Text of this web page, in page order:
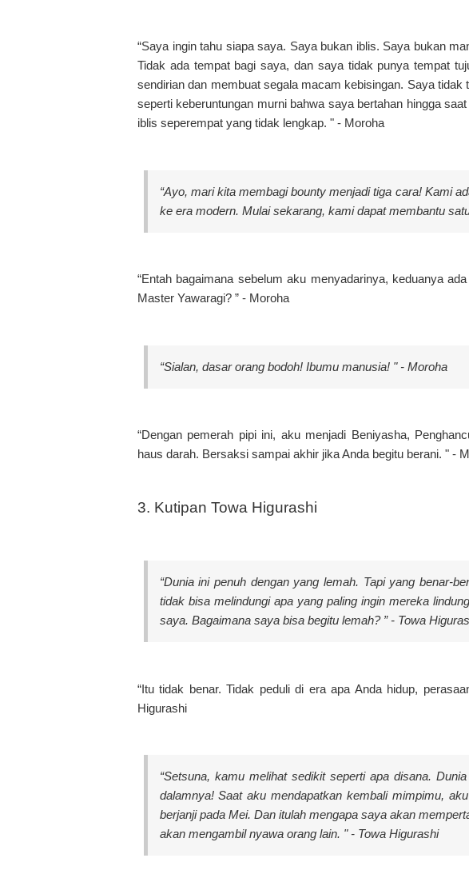
“Saya ingin tahu siapa saya. Saya bukan iblis. Saya bukan
Tidak ada tempat bagi saya, dan saya tidak punya tempat
sendirian dan membuat segala macam kebisingan. Saya
seperti keberuntungan murni bahwa saya bertahan hingga
iblis seperempat yang tidak lengkap. " - Moroha
“Ayo, mari kita membagi bounty menjadi tiga cara! Kami
ke era modern. Mulai sekarang, kami dapat membantu
“Entah bagaimana sebelum aku menyadarinya, keduanya
Master Yawaragi? ” - Moroha
“Sialan, dasar orang bodoh! Ibumu manusia! " - Moroha
“Dengan pemerah pipi ini, aku menjadi Beniyasha,
haus darah. Bersaksi sampai akhir jika Anda begitu berani. " -
3. Kutipan Towa Higurashi
“Dunia ini penuh dengan yang lemah. Tapi yang benar-
tidak bisa melindungi apa yang paling ingin mereka
saya. Bagaimana saya bisa begitu lemah? ” - Towa
“Itu tidak benar. Tidak peduli di era apa Anda hidup,
Higurashi
“Setsuna, kamu melihat sedikit seperti apa disana.
dalamnya! Saat aku mendapatkan kembali mimpimu,
berjanji pada Mei. Dan itulah mengapa saya akan
akan mengambil nyawa orang lain. " - Towa Higurashi